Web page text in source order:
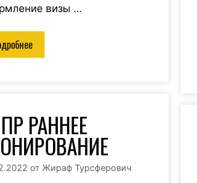
визы …
РАННЕЕ
от Жираф Турсферович